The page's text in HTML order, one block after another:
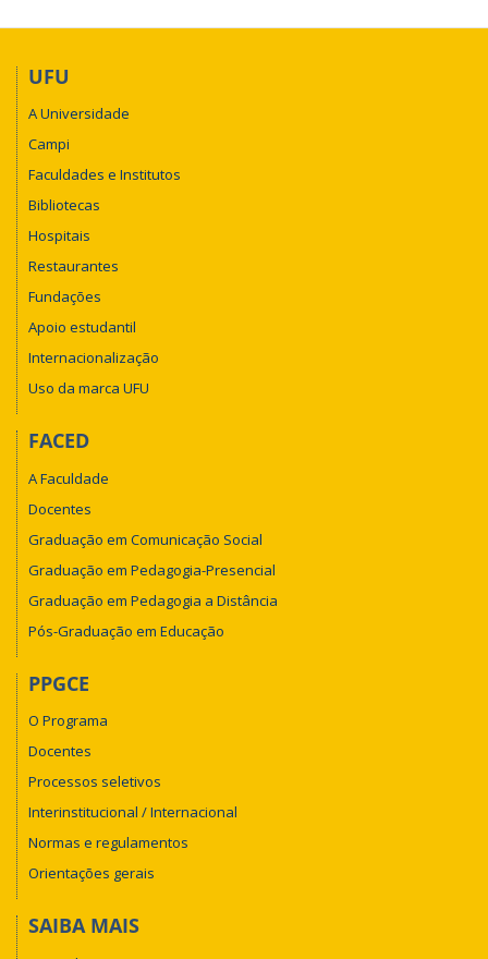
UFU
A Universidade
Campi
Faculdades e Institutos
Bibliotecas
Hospitais
Restaurantes
Fundações
Apoio estudantil
Internacionalização
Uso da marca UFU
FACED
A Faculdade
Docentes
Graduação em Comunicação Social
Graduação em Pedagogia-Presencial
Graduação em Pedagogia a Distância
Pós-Graduação em Educação
PPGCE
O Programa
Docentes
Processos seletivos
Interinstitucional / Internacional
Normas e regulamentos
Orientações gerais
SAIBA MAIS